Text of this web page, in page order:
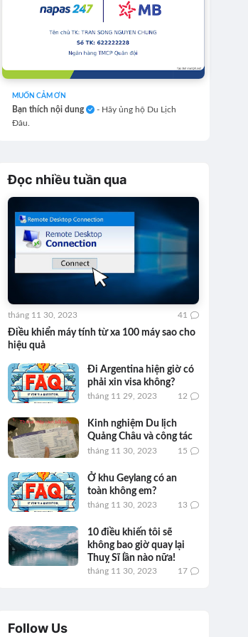
MUỐN CẢM ƠN
Bạn thích nội dung
- Hãy ủng hộ Du Lịch
Đâu.
Đọc nhiều tuần qua
Điều khiển máy tính từ xa 100 máy sao cho
hiệu quả
tháng 11 30, 2023 41
Đi Argentina hiện giờ có
phải xin visa không?
tháng 11 29, 2023 12
Kinh nghiệm Du lịch
Quảng Châu và công tác
tháng 11 30, 2023 15
Ở khu Geylang có an
toàn không em?
tháng 11 30, 2023 13
10 điều khiến tôi sẽ
không bao giờ quay lại
Thuỵ Sĩ lần nào nữa!
tháng 11 30, 2023 17
Follow Us